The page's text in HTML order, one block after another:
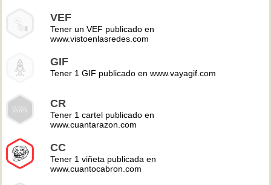
VEF
Tener un VEF publicado en
www.vistoenlasredes.com
GIF
Tener 1 GIF publicado en www.vayagif.com
CR
Tener 1 cartel publicado en
www.cuantarazon.com
CC
Tener 1 viñeta publicada en
www.cuantocabron.com